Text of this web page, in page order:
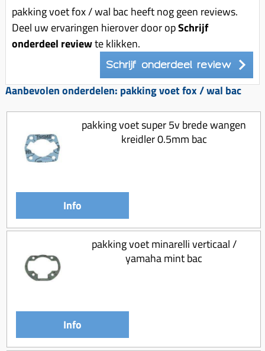
Pulley
Variateur (delen)
Variokit
Zuigers
Origineel zuigers
Tomos opvoeren (kits)
Koppeling compleet
Ketting / tandwiel
Koeling (delen)
Zadel
Standaard
pakking voet fox / wal bac heeft nog geen reviews.
Deel uw ervaringen hierover door opSchrijf
onderdeel reviewte klikken.
Schrijf onderdeel review
Aanbevolen onderdelen: pakking voet fox / wal bac
pakking voet super 5v brede wangen
kreidler 0.5mm bac
Info
pakking voet minarelli verticaal /
yamaha mint bac
Info